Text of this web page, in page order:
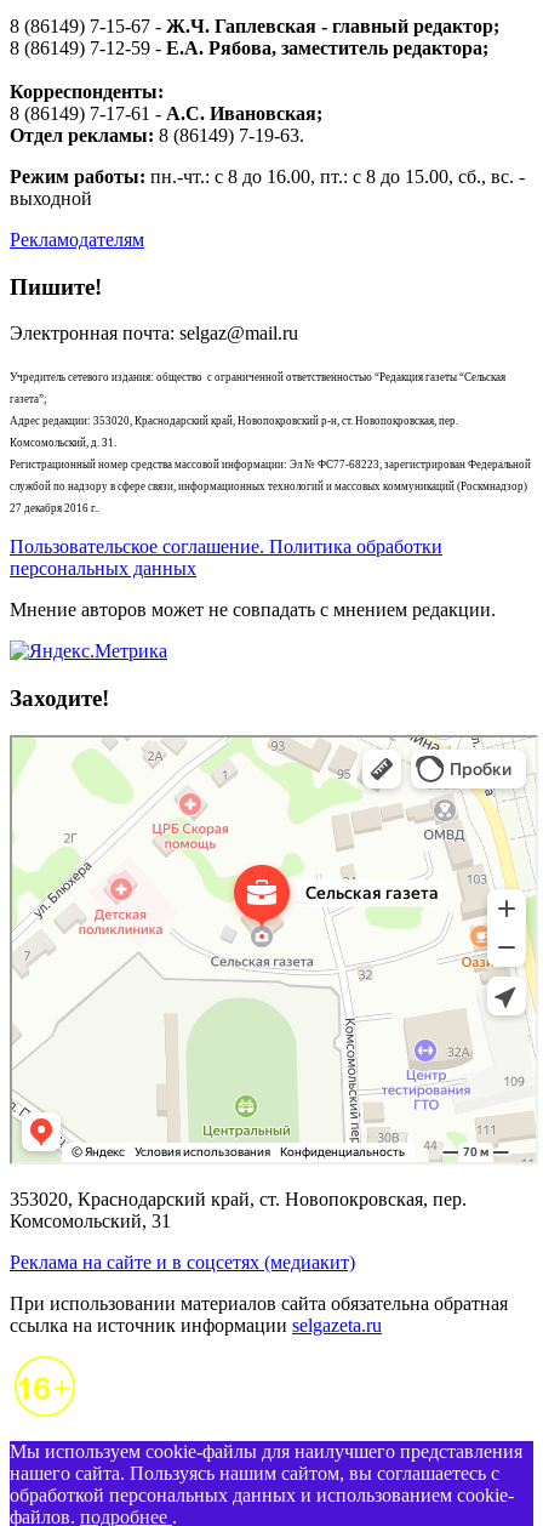
8 (86149) 7-15-67 - Ж.Ч. Гаплевская - главный редактор;
8 (86149) 7-12-59 - Е.А. Рябова, заместитель редактора;
Корреспонденты:
8 (86149) 7-17-61 - А.С. Ивановская;
Отдел рекламы: 8 (86149) 7-19-63.
Режим работы: пн.-чт.: с 8 до 16.00, пт.: с 8 до 15.00, сб., вс. -
выходной
Рекламодателям
Пишите!
Электронная почта: selgaz@mail.ru
Учредитель сетевого издания: общество с ограниченной ответственностью “Редакция газеты “Сельская
газета”;
Адрес редакции: 353020, Краснодарский край, Новопокровский р-н, ст. Новопокровская, пер.
Комсомольский, д. 31.
Регистрационный номер средства массовой информации: Эл № ФС77-68223, зарегистрирован Федеральной
службой по надзору в сфере связи, информационных технологий и массовых коммуникаций (Роскмнадзор)
27 декабря 2016 г..
Пользовательское соглашение. Политика обработки
персональных данных
Мнение авторов может не совпадать с мнением редакции.
Заходите!
353020, Краснодарский край, ст. Новопокровская, пер.
Комсомольский, 31
Реклама на сайте и в соцсетях (медиакит)
При использовании материалов сайта обязательна обратная
ссылка на источник информации selgazeta.ru
Мы используем cookie-файлы для наилучшего представления
нашего сайта. Пользуясь нашим сайтом, вы соглашаетесь с
обработкой персональных данных и использованием cookie-
файлов. подробнее .